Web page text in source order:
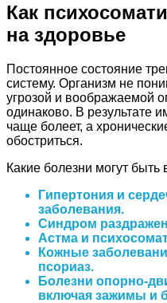
Как
на здоровье
Постоянное состояние
систему. Организм не
угрозой и воображаемой
одинаково. В результате
чаще болеет, а
обостриться.
Какие болезни могут
Гипертония и
заболевания.
Синдром
Астма и
Кожные
псориаз.
Болезни опорно-
включая зажимы и